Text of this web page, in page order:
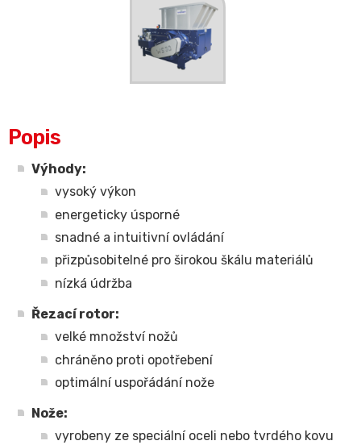
Popis
Výhody:
vysoký výkon
energeticky úsporné
snadné a intuitivní ovládání
přizpůsobitelné pro širokou škálu materiálů
nízká údržba
Řezací rotor:
velké množství nožů
chráněno proti opotřebení
optimální uspořádání nože
Nože:
vyrobeny ze speciální oceli nebo tvrdého kovu